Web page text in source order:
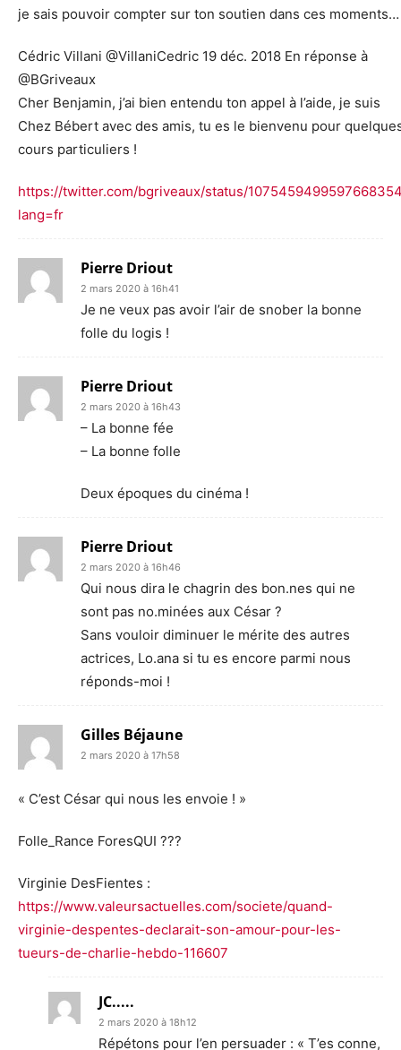
je sais pouvoir compter sur ton soutien dans ces moments…
Cédric Villani @VillaniCedric 19 déc. 2018 En réponse à
@BGriveaux
Cher Benjamin, j’ai bien entendu ton appel à l’aide, je suis
Chez Bébert avec des amis, tu es le bienvenu pour
cours particuliers !
https://twitter.com/bgriveaux/status/
lang=fr
Pierre Driout
2 mars 2020 à 16h41
Je ne veux pas avoir l’air de snober la bonne
folle du logis !
Pierre Driout
2 mars 2020 à 16h43
– La bonne fée
– La bonne folle
Deux époques du cinéma !
Pierre Driout
2 mars 2020 à 16h46
Qui nous dira le chagrin des bon.nes qui ne
sont pas no.minées aux César ?
Sans vouloir diminuer le mérite des autres
actrices, Lo.ana si tu es encore parmi nous
réponds-moi !
Gilles Béjaune
2 mars 2020 à 17h58
« C’est César qui nous les envoie ! »
Folle_Rance ForesQUI ???
Virginie DesFientes :
https://www.valeursactuelles.com/societe/quand-
virginie-despentes-declarait-son-amour-pour-les-
tueurs-de-charlie-hebdo-116607
JC.....
2 mars 2020 à 18h12
Répétons pour l’en persuader : « T’es conne,